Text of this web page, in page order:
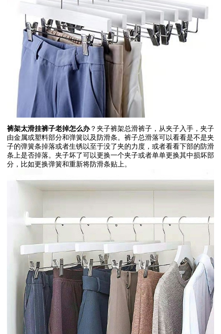
裤架太滑挂裤子老掉怎么办？夹子裤架总滑裤子，从夹子入手，夹子
由金属或塑料部分和弹簧以及防滑条。裤子总滑落可以看看是不是夹
子的弹簧条掉落或者生锈以至于没了夹的力度，或者看看下部的防滑
条上是否掉落。夹子坏了可以更换一个夹子或者单单更换其中损坏部
分，比如更换弹簧和重新将防滑条贴上。